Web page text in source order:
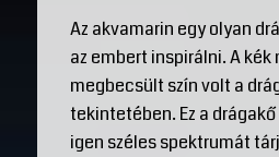
Az akvamarin egy olyan
az embert inspirálni. A kék
megbecsült szín volt a
tekintetében. Ez a
igen széles spektrumát